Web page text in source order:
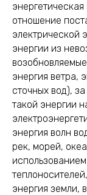
отношение
электрической
энергии из
энергия ветра,
сточных вод),
такой энергии
энергия волн
рек, морей,
энергия земли,